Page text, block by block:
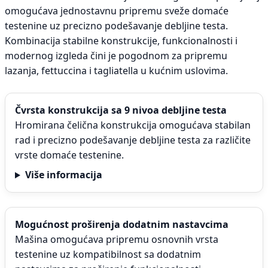
omogućava jednostavnu pripremu sveže domaće
testenine uz precizno podešavanje debljine testa.
Kombinacija stabilne konstrukcije, funkcionalnosti i
modernog izgleda čini je pogodnom za pripremu
lazanja, fettuccina i tagliatella u kućnim uslovima.
Čvrsta konstrukcija sa 9 nivoa debljine testa
Hromirana čelična konstrukcija omogućava stabilan
rad i precizno podešavanje debljine testa za različite
vrste domaće testenine.
Više informacija
Mogućnost proširenja dodatnim nastavcima
Mašina omogućava pripremu osnovnih vrsta
testenine uz kompatibilnost sa dodatnim